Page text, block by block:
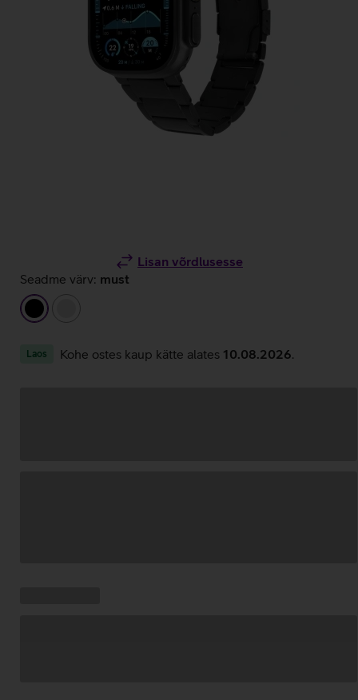
Lisan võrdlusesse
Seadme värv: must
must
Laos Kohe ostes kaup kätte alates 10.08.2026